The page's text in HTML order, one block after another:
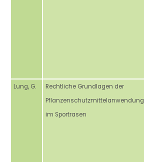
Lung, G.
Rechtliche Grundlagen der
Pflanzenschutzmittelanwendung
im Sportrasen